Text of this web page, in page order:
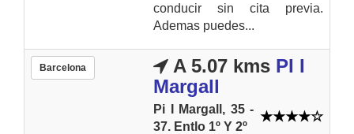
conducir sin cita previa.
Ademas puedes...
Barcelona A 5.07 kms PI I
Margall
Pi I Margall, 35 -
37. Entlo 1º Y 2º